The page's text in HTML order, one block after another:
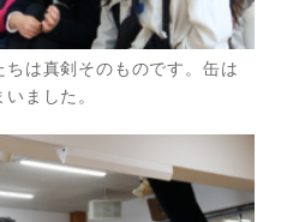
は真剣そのものです。缶は
ました。